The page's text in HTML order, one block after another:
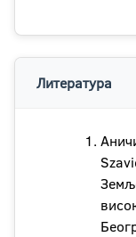
Литература